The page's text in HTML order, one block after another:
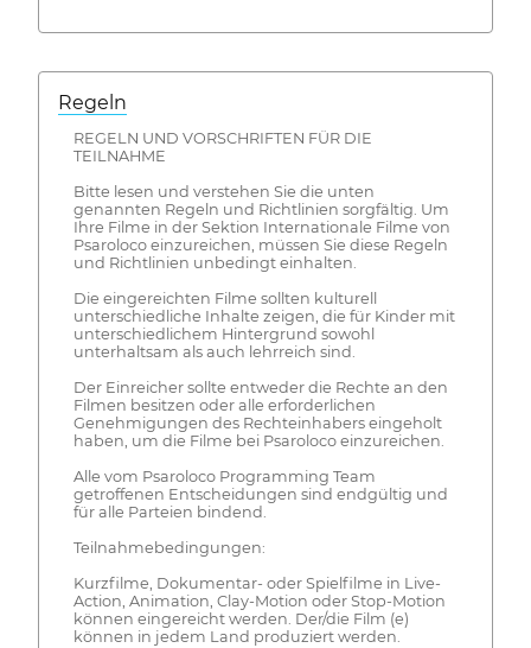
Regeln
REGELN UND VORSCHRIFTEN FÜR DIE
TEILNAHME
Bitte lesen und verstehen Sie die unten
genannten Regeln und Richtlinien sorgfältig. Um
Ihre Filme in der Sektion Internationale Filme von
Psaroloco einzureichen, müssen Sie diese Regeln
und Richtlinien unbedingt einhalten.
Die eingereichten Filme sollten kulturell
unterschiedliche Inhalte zeigen, die für Kinder mit
unterschiedlichem Hintergrund sowohl
unterhaltsam als auch lehrreich sind.
Der Einreicher sollte entweder die Rechte an den
Filmen besitzen oder alle erforderlichen
Genehmigungen des Rechteinhabers eingeholt
haben, um die Filme bei Psaroloco einzureichen.
Alle vom Psaroloco Programming Team
getroffenen Entscheidungen sind endgültig und
für alle Parteien bindend.
Teilnahmebedingungen:
Kurzfilme, Dokumentar- oder Spielfilme in Live-
Action, Animation, Clay-Motion oder Stop-Motion
können eingereicht werden. Der/die Film (e)
können in jedem Land produziert werden.